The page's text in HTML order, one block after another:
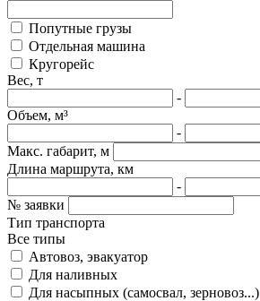
Попутные грузы
Отдельная машина
Кругорейс
Вес, т
-
Объем, м³
-
Макс. габарит, м
Длина маршрута, км
-
№ заявки
Тип транспорта
Все типы
Автовоз, эвакуатор
Для наливных
Для насыпных (самосвал, зерновоз...)